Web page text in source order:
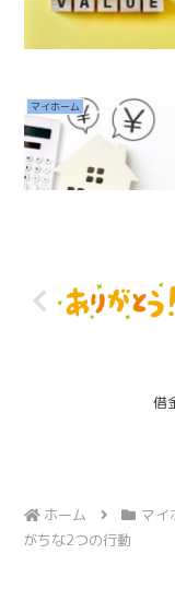
マイホーム
借
ホーム マイ
がちな2つの行動